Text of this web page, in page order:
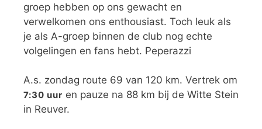
groep hebben op ons gewacht en
verwelkomen ons enthousiast. Toch leuk als
je als A-groep binnen de club nog echte
volgelingen en fans hebt. Peperazzi
A.s. zondag route 69 van 120 km. Vertrek om
7:30 uur en pauze na 88 km bij de Witte Stein
in Reuver.